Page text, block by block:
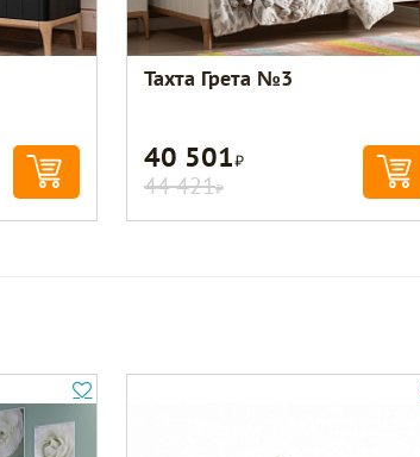
Тахта Грета №3
40 501Р
44 421Р